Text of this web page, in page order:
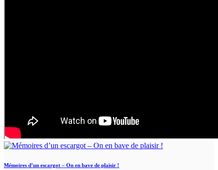
Mémoires d’un escargot – On en bave de plaisir !